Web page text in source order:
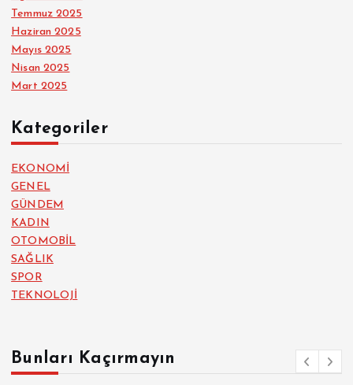
Temmuz 2025
Haziran 2025
Mayıs 2025
Nisan 2025
Mart 2025
Kategoriler
EKONOMİ
GENEL
GÜNDEM
KADIN
OTOMOBİL
SAĞLIK
SPOR
TEKNOLOJİ
Bunları Kaçırmayın